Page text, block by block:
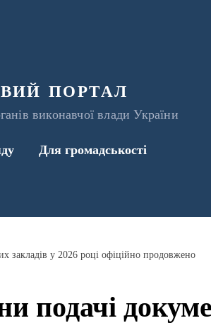
портал
виконавчої влади України
Для громадськості
закладів у 2026 році офіційно продовжено
подачі